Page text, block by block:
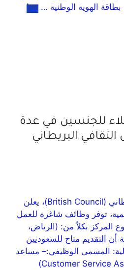
الهوية الوطنية … اقرأ
للجنسين في عدة
البريطاني
المجلس الثقافي البريطاني (British Council)، يعلن
توفر وظائف شاغرة للعمل
المركز بكلاً من: (الرياض،
أن التقديم متاح للسعوديين
المسمى الوظيفي:– مساعد
خدمات العملاء.(Customer Service Assistant)